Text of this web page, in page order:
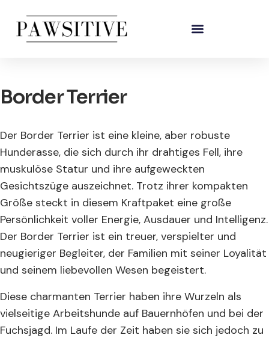
Border Terrier
Der Border Terrier ist eine kleine, aber robuste
Hunderasse, die sich durch ihr drahtiges Fell, ihre
muskulöse Statur und ihre aufgeweckten
Gesichtszüge auszeichnet. Trotz ihrer kompakten
Größe steckt in diesem Kraftpaket eine große
Persönlichkeit voller Energie, Ausdauer und Intelligenz.
Der Border Terrier ist ein treuer, verspielter und
neugieriger Begleiter, der Familien mit seiner Loyalität
und seinem liebevollen Wesen begeistert.
Diese charmanten Terrier haben ihre Wurzeln als
vielseitige Arbeitshunde auf Bauernhöfen und bei der
Fuchsjagd. Im Laufe der Zeit haben sie sich jedoch zu